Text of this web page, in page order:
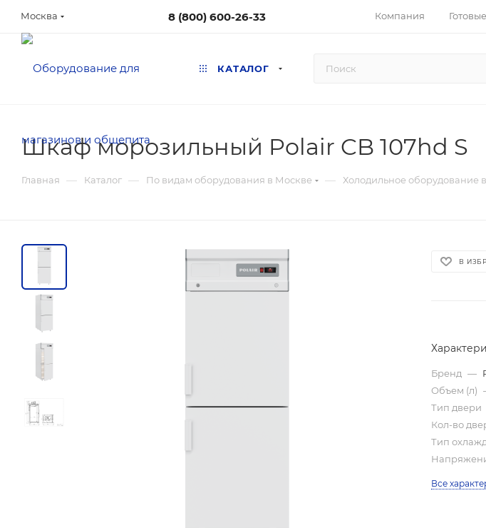
Москва 8 (800) 600-26-33 Компания
КАТАЛОГ
Шкаф морозильный Polair CB 107hd S
Главная — Каталог — По видам оборудования в Москве — Холодильное оборудование
В
Бренд —
Объем (л)
Тип двери
Кол-во
Тип
Все